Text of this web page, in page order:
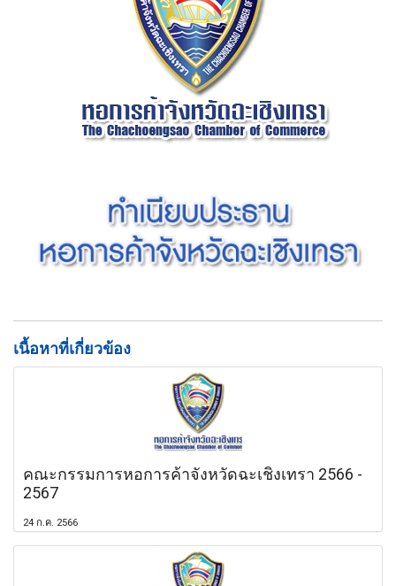
เนื้อหาที่เกี่ยวข้อง
คณะกรรมการหอการค้าจังหวัดฉะเชิงเทรา 2566 -
2567
24 ก.ค. 2566